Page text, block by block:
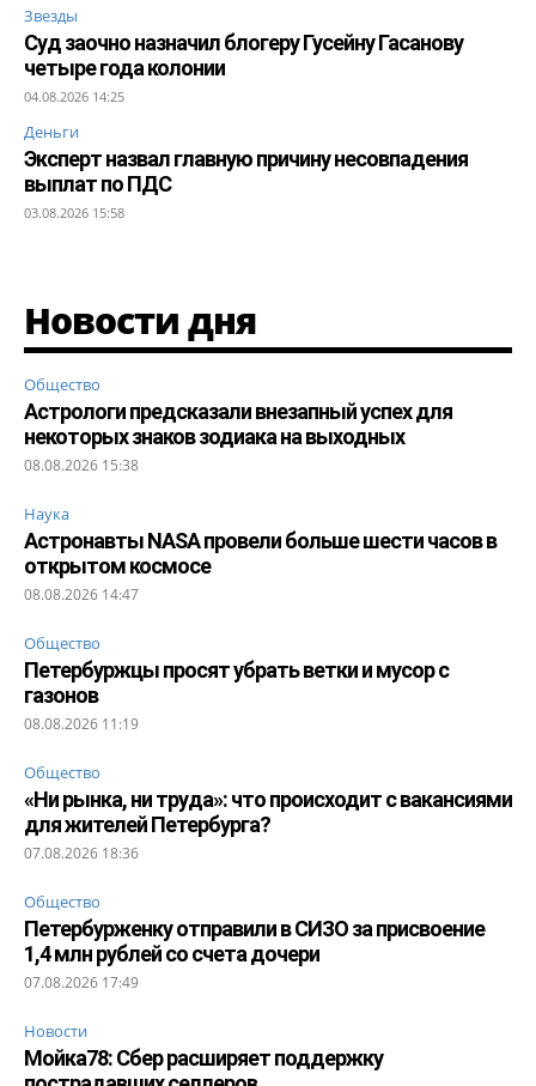
Звезды
Суд заочно назначил блогеру Гусейну Гасанову
четыре года колонии
04.08.2026 14:25
Деньги
Эксперт назвал главную причину несовпадения
выплат по ПДС
03.08.2026 15:58
Новости дня
Общество
Астрологи предсказали внезапный успех для
некоторых знаков зодиака на выходных
08.08.2026 15:38
Наука
Астронавты NASA провели больше шести часов в
открытом космосе
08.08.2026 14:47
Общество
Петербуржцы просят убрать ветки и мусор с
газонов
08.08.2026 11:19
Общество
«Ни рынка, ни труда»: что происходит с вакансиями
для жителей Петербурга?
07.08.2026 18:36
Общество
Петербурженку отправили в СИЗО за присвоение
1,4 млн рублей со счета дочери
07.08.2026 17:49
Новости
Мойка78: Сбер расширяет поддержку